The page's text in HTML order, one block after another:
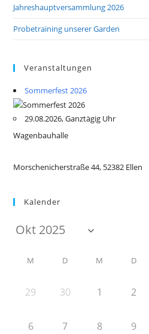
Jahreshauptversammlung 2026
Probetraining unserer Garden
Veranstaltungen
Sommerfest 2026
29.08.2026, Ganztägig Uhr
Wagenbauhalle
Morschenicherstraße 44, 52382 Ellen
Kalender
M D M D
29 30 1 2
6 7 8 9